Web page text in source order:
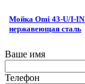
Мойка Omi 43-U/I-
нержавеющая сталь
Ваше имя
Телефон